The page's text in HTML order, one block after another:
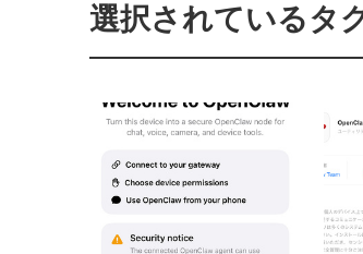
選択されているタ